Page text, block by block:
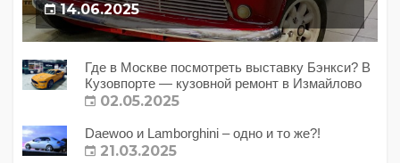
14.06.2025
Где в Москве посмотреть выставку Бэнкси? В
Кузовпорте — кузовной ремонт в Измайлово
02.05.2025
Daewoo и Lamborghini – одно и то же?!
21.03.2025